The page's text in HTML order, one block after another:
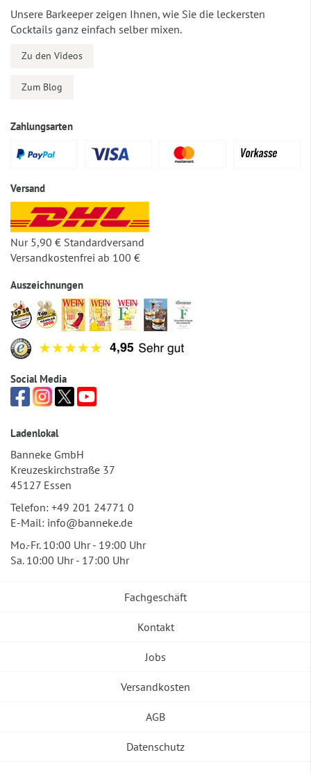
Unsere Barkeeper zeigen Ihnen, wie Sie die leckersten
Cocktails ganz einfach selber mixen.
Zu den Videos
Zum Blog
Zahlungsarten
Versand
Nur 5,90 € Standardversand
Versandkostenfrei ab 100 €
Auszeichnungen
Social Media
Ladenlokal
Banneke GmbH
Kreuzeskirchstraße 37
45127 Essen
Telefon: +49 201 24771 0
E-Mail: info@banneke.de
Mo.-Fr. 10:00 Uhr - 19:00 Uhr
Sa. 10:00 Uhr - 17:00 Uhr
Fachgeschäft
Kontakt
Jobs
Versandkosten
AGB
Datenschutz